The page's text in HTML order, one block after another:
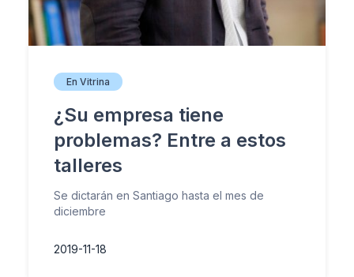
En Vitrina
¿Su empresa tiene
problemas? Entre a estos
talleres
Se dictarán en Santiago hasta el mes de
diciembre
2019-11-18